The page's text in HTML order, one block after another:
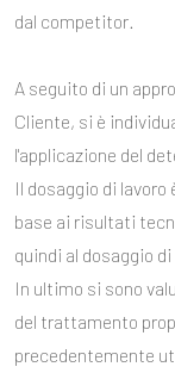
dal competitor.
A seguito di un
Cliente, si è
l'applicazione del
Il dosaggio di
base ai risultati
quindi al dosaggio
In ultimo si sono
del trattamento
precedentemente